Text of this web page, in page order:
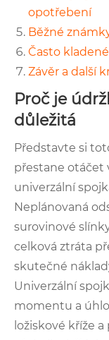
opotřebení
Běžné
Často
Závěr a další
Proč je
důležitá
Představte si
přestane otáčet
univerzální
Neplánovaná
surovinové
celková ztráta
skutečné
Univerzální
momentu a
ložiskové kříže